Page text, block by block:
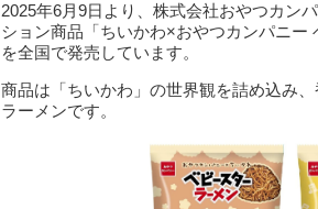
2025年6月9日より、株式会社おやつカン
ション商品「ちいかわ×おやつカンパニー
を全国で発売しています。
商品は「ちいかわ」の世界観を詰め込み
ラーメンです。